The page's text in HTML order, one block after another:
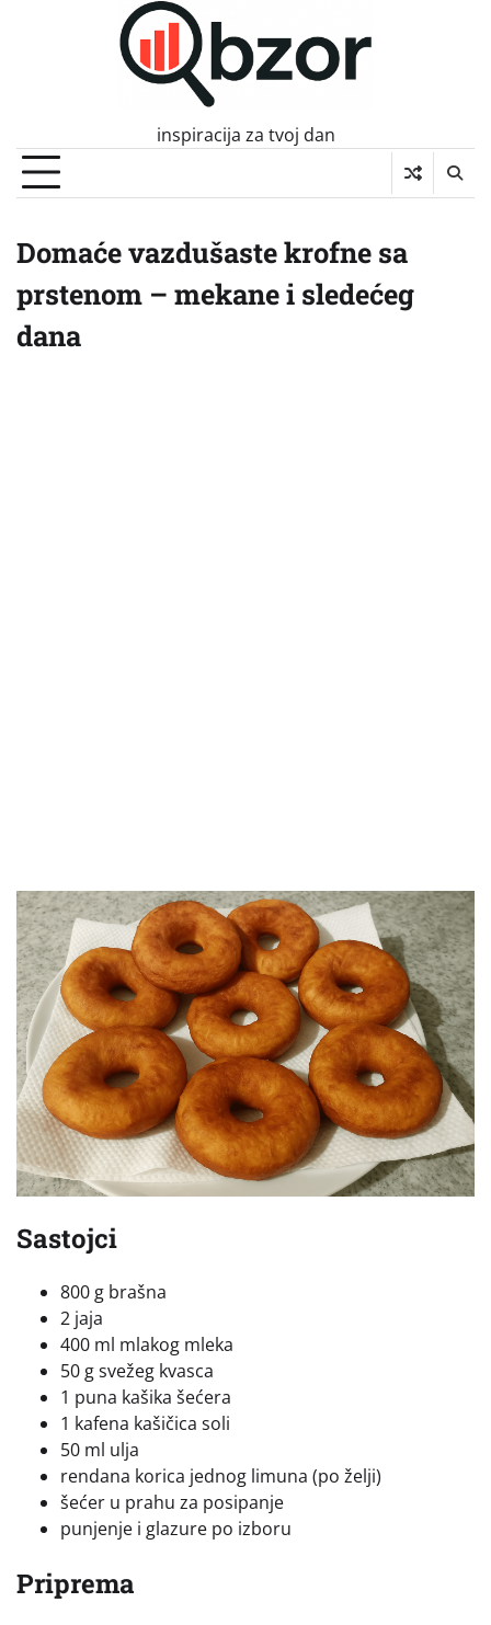
inspiracija za tvoj dan
Domaće vazdušaste krofne sa
prstenom – mekane i sledećeg
dana
Sastojci
800 g brašna
2 jaja
400 ml mlakog mleka
50 g svežeg kvasca
1 puna kašika šećera
1 kafena kašičica soli
50 ml ulja
rendana korica jednog limuna (po želji)
šećer u prahu za posipanje
punjenje i glazure po izboru
Priprema